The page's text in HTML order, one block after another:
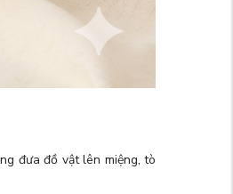
đưa đồ vật lên miệng, tò